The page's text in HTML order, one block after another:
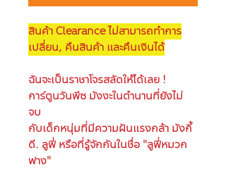
สินค้า Clearance ไม่สามารถทำการ
เปลี่ยน, คืนสินค้า และคืนเงินได้
ฉันจะเป็นราชาโจรสลัดให้ได้เลย !
การ์ตูนวันพีซ มังงะในตำนานที่ยังไม่
จบ
กับเด็กหนุ่มที่มีความฝันแรงกล้า มังกี้
ดี. ลูฟี่ หรือที่รู้จักกันในชื่อ "ลูฟี่หมวก
ฟาง"